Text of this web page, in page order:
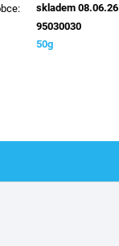
:
skladem 08.06.26
95030030
50g